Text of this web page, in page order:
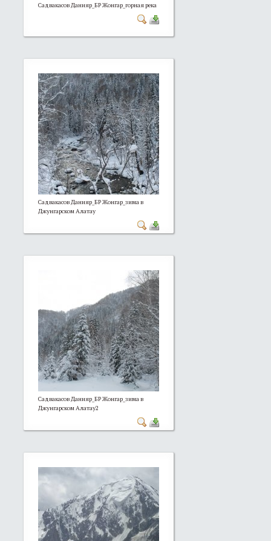
Садвакасов Данияр_БР Жонгар_горная река
Садвакасов Данияр_БР Жонгар_зима в
Джунгарском Алатау
Садвакасов Данияр_БР Жонгар_зима в
Джунгарском Алатау2